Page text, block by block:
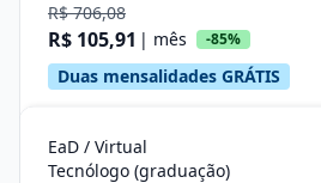
R$ 706,08
R$ 105,91 | mês -85%
Duas mensalidades GRÁTIS
EaD / Virtual
Tecnólogo (graduação)